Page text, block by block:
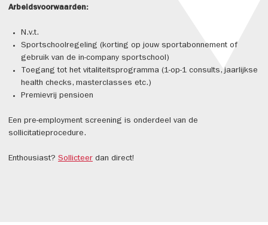
Arbeidsvoorwaarden:
N.v.t.
Sportschoolregeling (korting op jouw sportabonnement of
gebruik van de in-company sportschool)
Toegang tot het vitaliteitsprogramma (1-op-1 consults, jaarlijkse
health checks, masterclasses etc.)
Premievrij pensioen
Een pre-employment screening is onderdeel van de
sollicitatieprocedure.
Enthousiast? Sollicteer dan direct!